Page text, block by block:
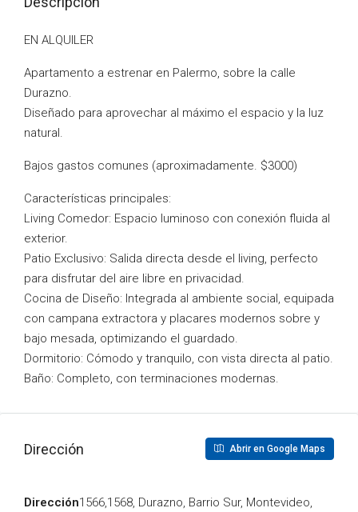
EN ALQUILER
Apartamento a estrenar en Palermo, sobre la calle
Durazno.
Diseñado para aprovechar al máximo el espacio y la luz
natural.
Bajos gastos comunes (aproximadamente. $3000)
Características principales:
Living Comedor: Espacio luminoso con conexión fluida al
exterior.
Patio Exclusivo: Salida directa desde el living, perfecto
para disfrutar del aire libre en privacidad.
Cocina de Diseño: Integrada al ambiente social, equipada
con campana extractora y placares modernos sobre y
bajo mesada, optimizando el guardado.
Dormitorio: Cómodo y tranquilo, con vista directa al patio.
Baño: Completo, con terminaciones modernas.
Dirección Abrir en Google Maps
Dirección1566,1568, Durazno, Barrio Sur, Montevideo,